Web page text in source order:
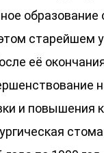
образование
старейшем
её
и повышения